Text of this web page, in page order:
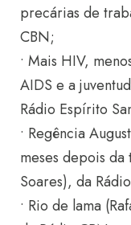
precárias de
CBN;
• Mais HIV,
AIDS e a
Rádio Espírito
• Regência
meses depois
Soares), da
• Rio de lama